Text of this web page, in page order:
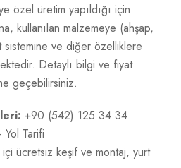
özel üretim yapıldığı için
kullanılan malzemeye (ahşap,
ve diğer özelliklere
Detaylı bilgi ve fiyat
geçebilirsiniz.
+90 (542) 125 34 34
Yol Tarifi
içi ücretsiz keşif ve montaj, yurt